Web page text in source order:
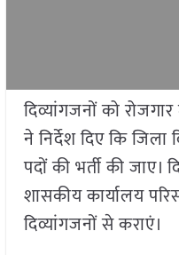
दिव्यांगजनों को
ने निर्देश दिए कि जिला
पदों की भर्ती की जाए।
शासकीय कार्यालय
दिव्यांगजनों से कराएं।